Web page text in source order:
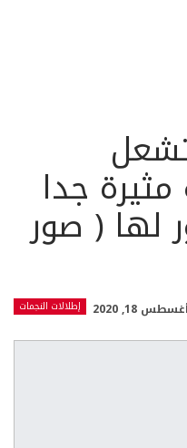
مثيرة جدا
( صور
إطلالات النجمات 18, 2020